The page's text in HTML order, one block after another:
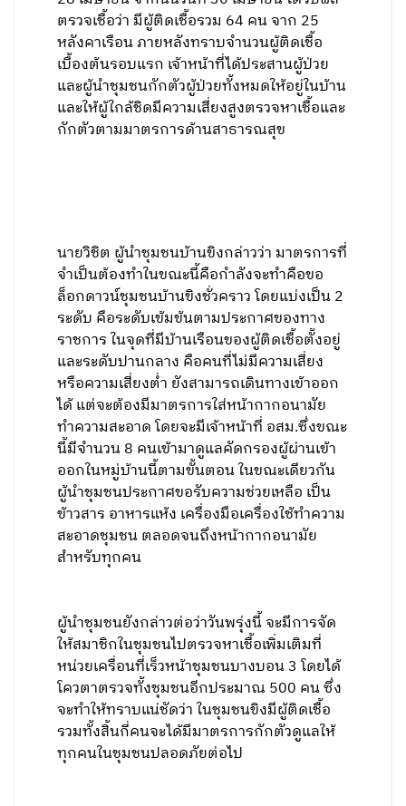
ตรวจเชื้อว่า มีผู้ติดเชื้อรวม 64 คน จาก 25
หลังคาเรือน ภายหลังทราบจำนวนผู้ติดเชื้อ
เบื้องต้นรอบแรก เจ้าหน้าที่ได้ประสานผู้ป่วย
และผู้นำชุมชนกักตัวผู้ป่วยทั้งหมดให้อยู่ในบ้าน
และให้ผู้ใกล้ชิดมีความเสี่ยงสูงตรวจหาเชื้อและ
กักตัวตามมาตรการด้านสาธารณสุข
นายวิชิต ผู้นำชุมชนบ้านขิงกล่าวว่า มาตรการที่
จำเป็นต้องทำในขณะนี้คือกำลังจะทำคือขอ
ล็อกดาวน์ชุมชนบ้านขิงชั่วคราว โดยแบ่งเป็น 2
ระดับ คือระดับเข้มข้นตามประกาศของทาง
ราชการ ในจุดที่มีบ้านเรือนของผู้ติดเชื้อตั้งอยู่
และระดับปานกลาง คือคนที่ไม่มีความเสี่ยง
หรือความเสี่ยงต่ำ ยังสามารถเดินทางเข้าออก
ได้ แต่จะต้องมีมาตรการใส่หน้ากากอนามัย
ทำความสะอาด โดยจะมีเจ้าหน้าที่ อสม.ซึ่งขณะ
นี้มีจำนวน 8 คนเข้ามาดูแลคัดกรองผู้ผ่านเข้า
ออกในหมู่บ้านนี้ตามขั้นตอน ในขณะเดียวกัน
ผู้นำชุมชนประกาศขอรับความช่วยเหลือ เป็น
ข้าวสาร อาหารแห้ง เครื่องมือเครื่องใช้ทำความ
สะอาดชุมชน ตลอดจนถึงหน้ากากอนามัย
สำหรับทุกคน
ผู้นำชุมชนยังกล่าวต่อว่าวันพรุ่งนี้ จะมีการจัด
ให้สมาชิกในชุมชนไปตรวจหาเชื้อเพิ่มเติมที่
หน่วยเครื่อนที่เร็วหน้าชุมชนบางบอน 3 โดยได้
โควตาตรวจทั้งชุมชนอีกประมาณ 500 คน ซึ่ง
จะทำให้ทราบแน่ชัดว่า ในชุมชนขิงมีผู้ติดเชื้อ
รวมทั้งสิ้นกี่คนจะได้มีมาตรการกักตัวดูแลให้
ทุกคนในชุมชนปลอดภัยต่อไป